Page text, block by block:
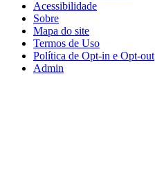
Acessibilidade
Sobre
Mapa do site
Termos de Uso
Política de Opt-in e Opt-out
Admin